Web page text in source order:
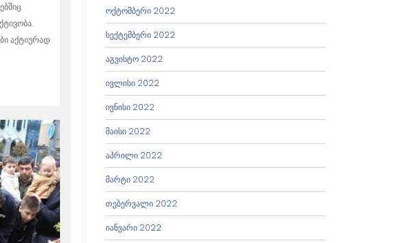
აქტიურად
ოქტომბერი 2022
სექტემბერი 2022
აგვისტო 2022
ივლისი 2022
ივნისი 2022
მაისი 2022
აპრილი 2022
მარტი 2022
თებერვალი 2022
იანვარი 2022